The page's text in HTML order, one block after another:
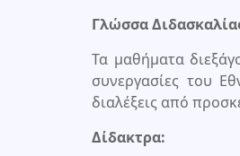
Γλώσσα
Τα μαθήματα
συνεργασίες του
διαλέξεις από
Δίδακτρα: